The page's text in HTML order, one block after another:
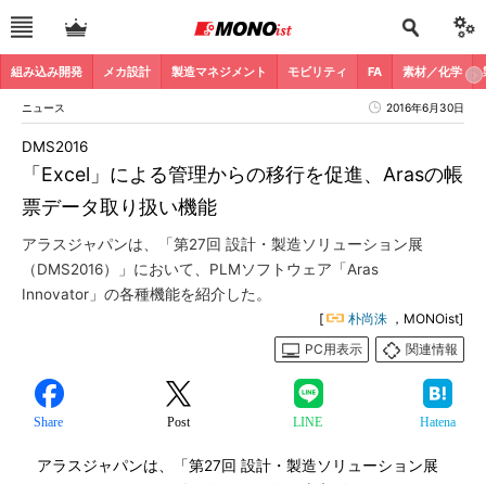
組み込み開発 メカ設計 製造マネジメント モビリティ FA 素材／化学
ニュース 2016年6月30日
「Excel」による管理からの移行を促進、Arasの帳
票データ取り扱い機能
DMS2016
アラスジャパンは、「第27回 設計・製造ソリューション展
（DMS2016）」において、PLMソフトウェア「Aras
Innovator」の各種機能を紹介した。
[ 朴尚洙 ，MONOist]
PC用表示
関連情報
Share Post LINE Hatena
アラスジャパンは、「第27回 設計・製造ソリューション展